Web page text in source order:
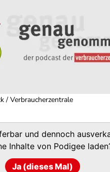
/ Verbraucherzentrale
und dennoch
Inhalte von Podigee
Ja (dieses Mal)